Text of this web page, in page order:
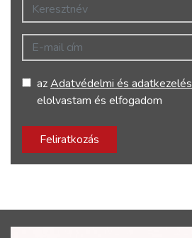
Keresztnév
E-mail cím
azAdatvédelmi és
elolvastam és elfogadom
Feliratkozás